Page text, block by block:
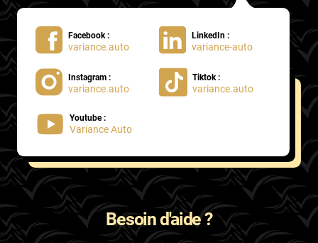
Karma
Kgm/ssangyong
Lada
Lamborghini
Lancia
Land Rover
Facebook :
variance.auto
LinkedIn :
variance-auto
Instagram :
variance.auto
Tiktok :
variance.auto
Youtube :
Variance Auto
Besoin d'aide ?